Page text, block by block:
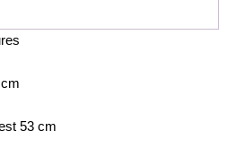
53 cm